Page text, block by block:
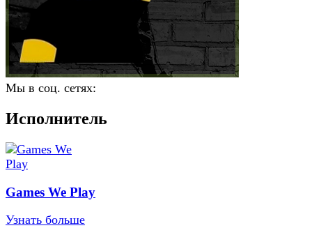
Мы в соц. сетях:
Исполнитель
Games We Play
Узнать больше